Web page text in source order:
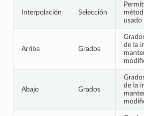
Interpolación Selección
usado
Arriba Grados
de la
Abajo Grados
de la